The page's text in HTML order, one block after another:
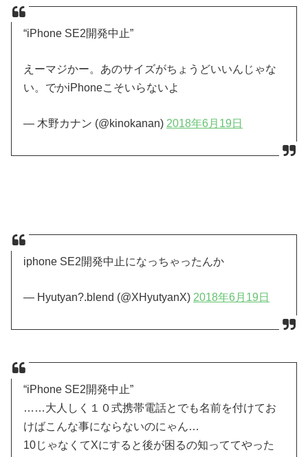
“iPhone SE2開発中止”
えーマジかー。あのサイズがちょうどいいんじゃな
い。でかiPhoneこそいらないよ
— 木野カナン (@kinokanan) 2018年6月19日
iphone SE2開発中止になっちゃったんか
— Hyutyan?.blend (@XHyutyanX) 2018年6月19日
“iPhone SE2開発中止”
……大人しく１０式携帯電話とでも名前を付けてお
けばこんな事にならないのにゃん…
10じゃなくてXにすると後が困るの知っててやった